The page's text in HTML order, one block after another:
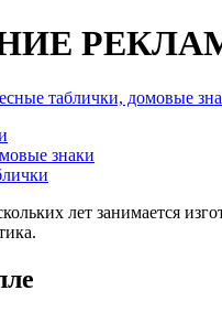
таблички, домовые
знаки
лет занимается